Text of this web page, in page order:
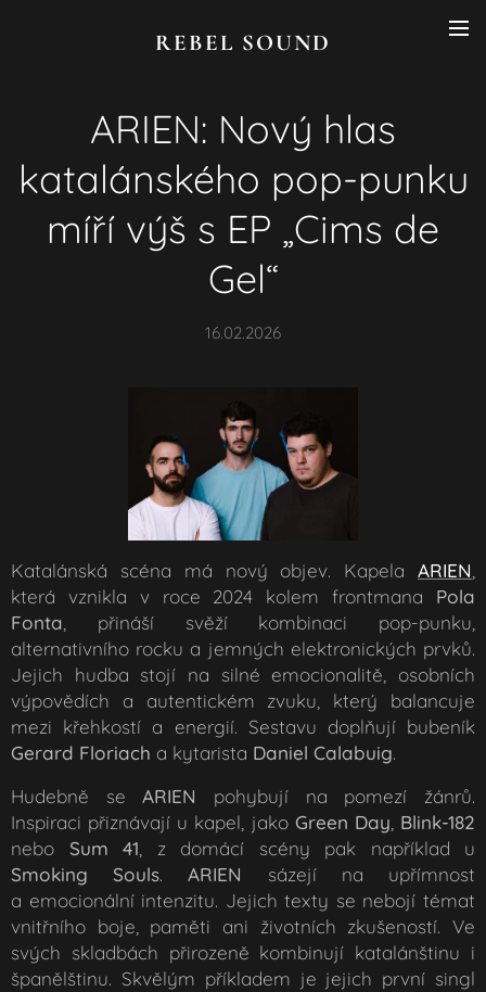
REBEL SOUND
ARIEN: Nový hlas
katalánského pop-punku
míří výš s EP „Cims de
Gel“
16.02.2026
Katalánská scéna má nový objev. Kapela ARIEN
která vznikla v roce 2024 kolem frontmana Pola
Fonta , přináší svěží kombinaci pop-punku,
alternativního rocku a jemných elektronických prvků.
Jejich hudba stojí na silné emocionalitě, osobních
výpovědích a autentickém zvuku, který balancuje
mezi křehkostí a energií. Sestavu doplňují bubeník
Gerard Floriach a kytarista Daniel Calabuig.
Hudebně seARIEN
pohybují na pomezí žánrů.
Inspiraci přiznávají u kapel, jako Green Day Blink-182
nebo Sum 41 , z domácí scény pak například u
Smoking Souls.ARIEN
sázejí na upřímnost
a emocionální intenzitu. Jejich texty se nebojí témat
vnitřního boje, paměti ani životních zkušeností. Ve
svých skladbách přirozeně kombinují katalánštinu i
španělštinu. Skvělým příkladem je jejich první singl